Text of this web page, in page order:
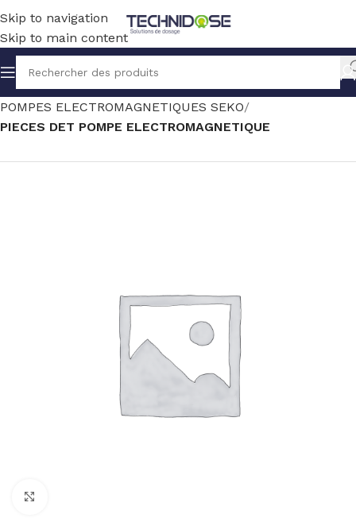
Skip to navigation
Skip to main content
Accueil TRAITEMENT EAU DOSAGE
POMPES ELECTROMAGNETIQUES SEKO
PIECES DET POMPE ELECTROMAGNETIQUE